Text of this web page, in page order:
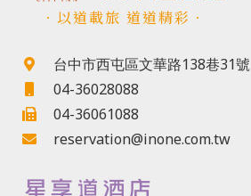
．以道載旅 道道精彩．
台中市西屯區文華路138巷31號
04-36028088
04-36061088
reservation@inone.com.tw